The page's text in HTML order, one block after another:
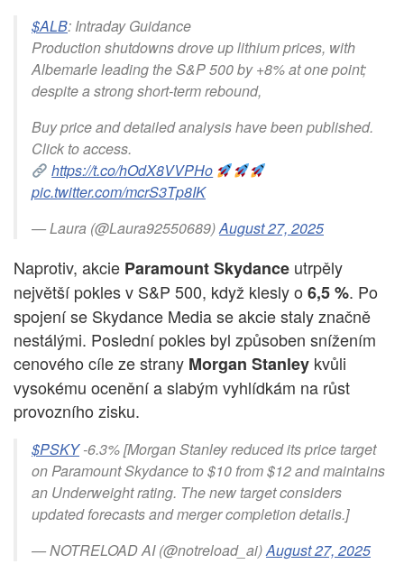
$ALB: Intraday Guidance
Production shutdowns drove up lithium prices, with
Albemarle leading the S&P 500 by +8% at one point;
despite a strong short-term rebound,
Buy price and detailed analysis have been published.
Click to access.
https://t.co/hOdX8VVPHo
pic.twitter.com/mcrS3Tp8IK
— Laura (@Laura92550689)August 27, 2025
Naprotiv, akcie Paramount Skydance utrpěly
největší pokles v S&P 500, když klesly o 6,5 %. Po
spojení se Skydance Media se akcie staly značně
nestálými. Poslední pokles byl způsoben snížením
cenového cíle ze strany Morgan Stanley kvůli
vysokému ocenění a slabým vyhlídkám na růst
provozního zisku.
$PSKY-6.3% [Morgan Stanley reduced its price target
on Paramount Skydance to $10 from $12 and maintains
an Underweight rating. The new target considers
updated forecasts and merger completion details.]
— NOTRELOAD AI (@notreload_ai)August 27, 2025